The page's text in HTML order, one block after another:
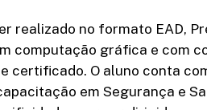
realizado no formato EAD,
computação gráfica e com
certificado. O aluno conta
em Segurança e